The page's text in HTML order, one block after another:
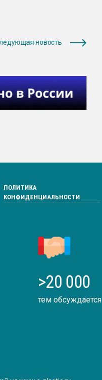
новость
ПОЛИТИКА
КОНФИДЕНЦИАЛЬНОСТИ
>20 000
тем обсуждается